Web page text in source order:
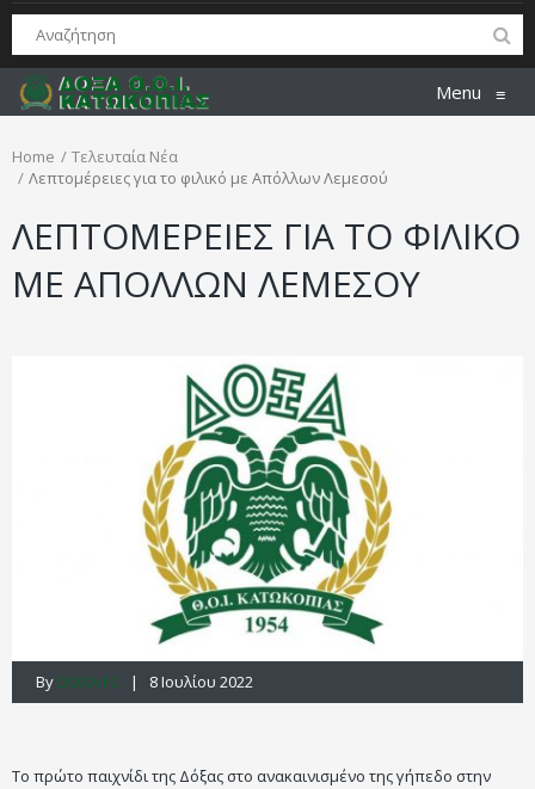
Menu ≡
Home
Τελευταία Νέα
Λεπτομέρειες για το φιλικό με Απόλλων Λεμεσού
ΛΕΠΤΟΜΕΡΕΙΕΣ ΓΙΑ ΤΟ ΦΙΛΙΚΟ
ΜΕ ΑΠΟΛΛΩΝ ΛΕΜΕΣΟΥ
By DOXA FC | 8 Ιουλίου 2022
Το πρώτο παιχνίδι της Δόξας στο ανακαινισμένο της γήπεδο στην